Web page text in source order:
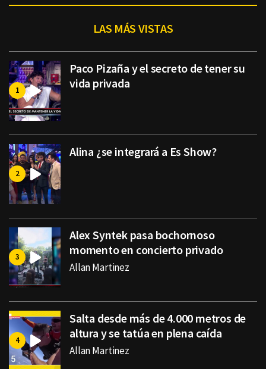
LAS MÁS VISTAS
Paco Pizaña y el secreto de tener su
vida privada
Alina ¿se integrará a Es Show?
Alex Syntek pasa bochornoso
momento en concierto privado
Allan Martinez
Salta desde más de 4.000 metros de
altura y se tatúa en plena caída
Allan Martinez